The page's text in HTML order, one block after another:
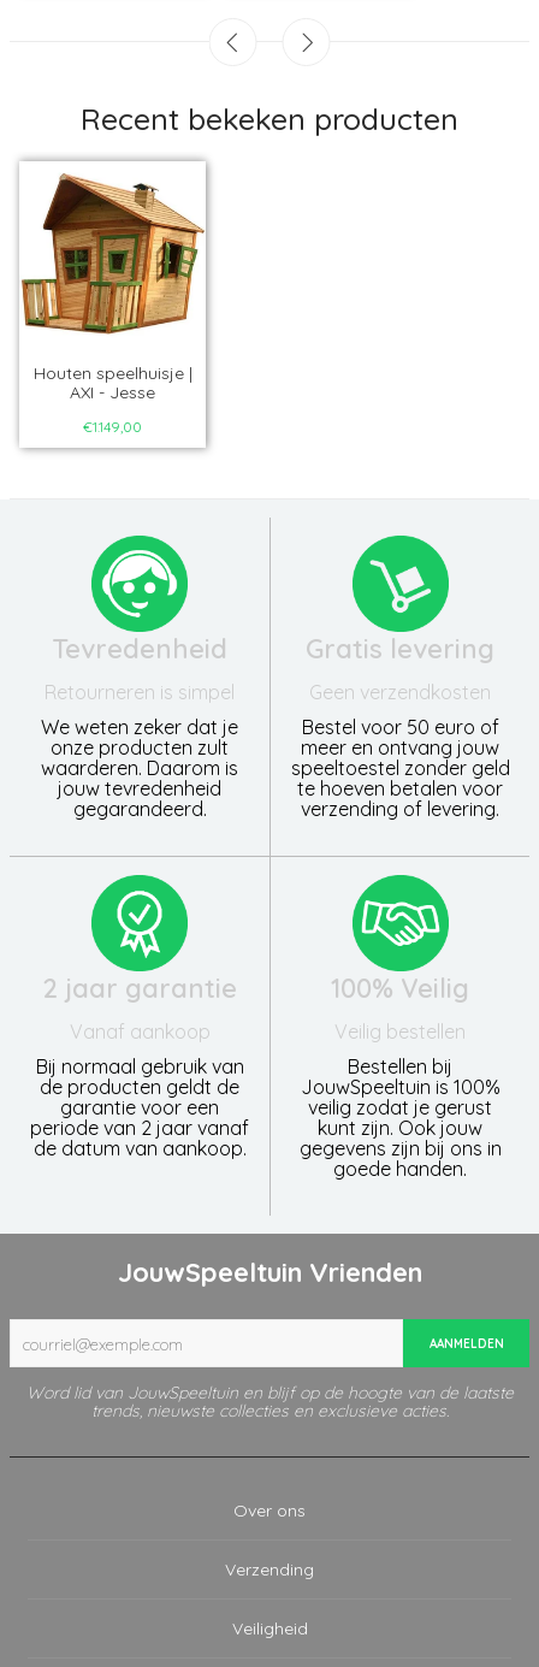
Recent bekeken producten
Houten speelhuisje |
AXI - Jesse
€1.149,00
Tevredenheid
Retourneren is simpel
We weten zeker dat je
onze producten zult
waarderen. Daarom is
jouw tevredenheid
gegarandeerd.
Gratis levering
Geen verzendkosten
Bestel voor 50 euro of
meer en ontvang jouw
speeltoestel zonder geld
te hoeven betalen voor
verzending of levering.
2 jaar garantie
Vanaf aankoop
Bij normaal gebruik van
de producten geldt de
garantie voor een
periode van 2 jaar vanaf
de datum van aankoop.
100% Veilig
Veilig bestellen
Bestellen bij
JouwSpeeltuin is 100%
veilig zodat je gerust
kunt zijn. Ook jouw
gegevens zijn bij ons in
goede handen.
JouwSpeeltuin Vrienden
AANMELDEN
Word lid van JouwSpeeltuin en blijf op de hoogte van de laatste
trends, nieuwste collecties en exclusieve acties.
Over ons
Verzending
Veiligheid